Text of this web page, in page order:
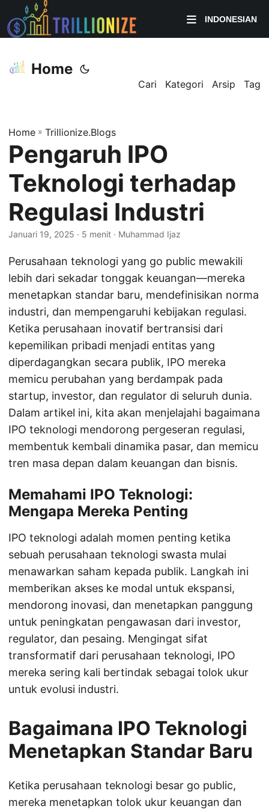
INDONESIAN
Home
Cari Kategori Arsip Tag
Home » Trillionize.Blogs
Pengaruh IPO
Teknologi terhadap
Regulasi Industri
Januari 19, 2025 · 5 menit · Muhammad Ijaz
Perusahaan teknologi yang go public mewakili
lebih dari sekadar tonggak keuangan—mereka
menetapkan standar baru, mendefinisikan norma
industri, dan mempengaruhi kebijakan regulasi.
Ketika perusahaan inovatif bertransisi dari
kepemilikan pribadi menjadi entitas yang
diperdagangkan secara publik, IPO mereka
memicu perubahan yang berdampak pada
startup, investor, dan regulator di seluruh dunia.
Dalam artikel ini, kita akan menjelajahi bagaimana
IPO teknologi mendorong pergeseran regulasi,
membentuk kembali dinamika pasar, dan memicu
tren masa depan dalam keuangan dan bisnis.
Memahami IPO Teknologi:
Mengapa Mereka Penting
IPO teknologi adalah momen penting ketika
sebuah perusahaan teknologi swasta mulai
menawarkan saham kepada publik. Langkah ini
memberikan akses ke modal untuk ekspansi,
mendorong inovasi, dan menetapkan panggung
untuk peningkatan pengawasan dari investor,
regulator, dan pesaing. Mengingat sifat
transformatif dari perusahaan teknologi, IPO
mereka sering kali bertindak sebagai tolok ukur
untuk evolusi industri.
Bagaimana IPO Teknologi
Menetapkan Standar Baru
Ketika perusahaan teknologi besar go public,
mereka menetapkan tolok ukur keuangan dan